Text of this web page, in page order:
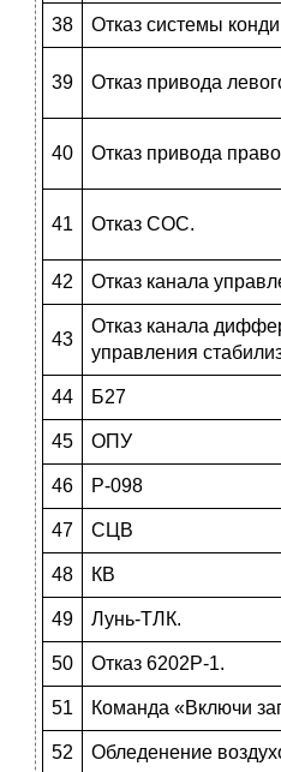
38 Отказ системы
39 Отказ привода
40 Отказ привода
41 Отказ СОС.
42 Отказ канала
43
Отказ канала
управления
44 Б27
45 ОПУ
46 Р-098
47 СЦВ
48 КВ
49 Лунь-ТЛК.
50 Отказ 6202Р-1.
51 Команда «Включи
52 Обледенение